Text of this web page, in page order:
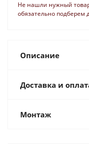
Не нашли нужный
обязательно подберем
Описание
Доставка и
Монтаж